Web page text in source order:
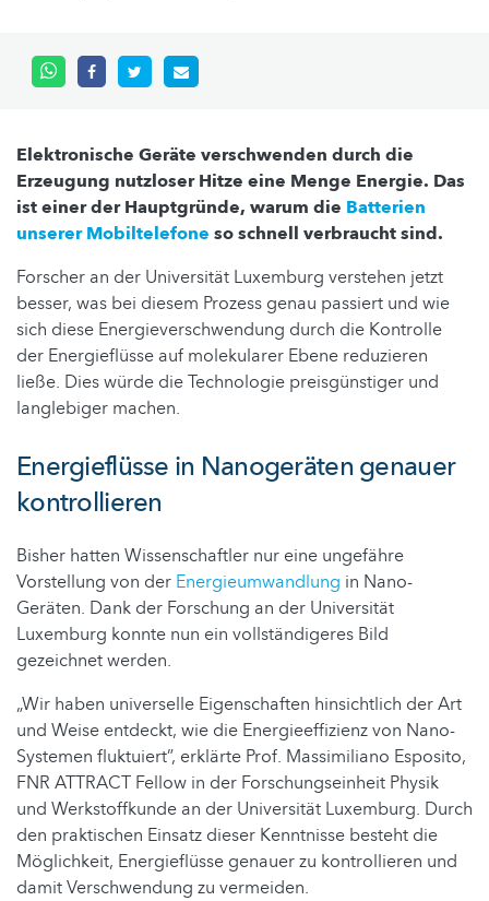
Elektronische Geräte verschwenden durch die
Erzeugung nutzloser Hitze eine Menge Energie. Das
ist einer der Hauptgründe, warum die Batterien
unserer Mobiltelefone so schnell verbraucht sind.
Forscher an der Universität Luxemburg verstehen jetzt
besser, was bei diesem Prozess genau passiert und wie
sich diese Energieverschwendung durch die Kontrolle
der Energieflüsse auf molekularer Ebene reduzieren
ließe. Dies würde die Technologie preisgünstiger und
langlebiger machen.
Energieflüsse in Nanogeräten genauer
kontrollieren
Bisher hatten Wissenschaftler nur eine ungefähre
Vorstellung von der Energieumwandlung in Nano-
Geräten. Dank der Forschung an der Universität
Luxemburg konnte nun ein vollständigeres Bild
gezeichnet werden.
„Wir haben universelle Eigenschaften hinsichtlich der Art
und Weise entdeckt, wie die Energieeffizienz von Nano-
Systemen fluktuiert”, erklärte Prof. Massimiliano Esposito,
FNR ATTRACT Fellow in der Forschungseinheit Physik
und Werkstoffkunde an der Universität Luxemburg. Durch
den praktischen Einsatz dieser Kenntnisse besteht die
Möglichkeit, Energieflüsse genauer zu kontrollieren und
damit Verschwendung zu vermeiden.